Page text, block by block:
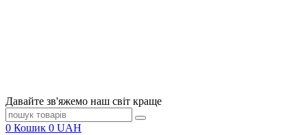
Давайте зв'яжемо наш світ краще
0 Кошик 0 UAH